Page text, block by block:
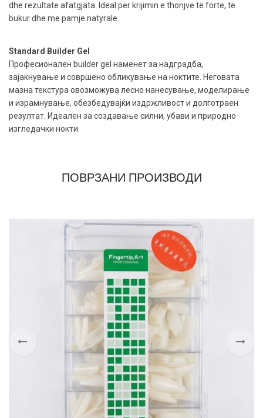
dhe rezultate afatgjata. Ideal për krijimin e thonjve të fortë, të
bukur dhe me pamje natyrale.
Standard Builder Gel
Професионален builder gel наменет за надградба,
зајакнување и совршено обликување на ноктите. Неговата
мазна текстура овозможува лесно нанесување, моделирање
и израмнување, обезбедувајќи издржливост и долготраен
резултат. Идеален за создавање силни, убави и природно
изгледачки нокти.
ПОВРЗАНИ ПРОИЗВОДИ